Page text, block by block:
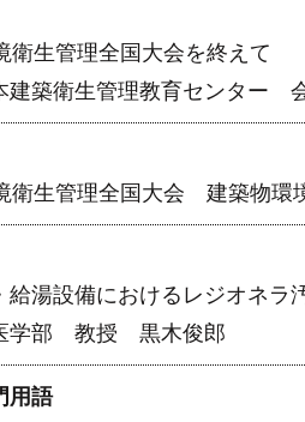
衛生管理全国大会を終えて
建築衛生管理教育センター
衛生管理全国大会 建築物環
給湯設備におけるレジオネラ
学部 教授 黒木俊郎
用語